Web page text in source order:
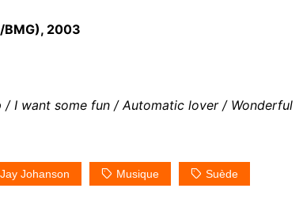
BMG), 2003
I want some fun / Automatic lover / Wonderful
Johanson Musique Suède